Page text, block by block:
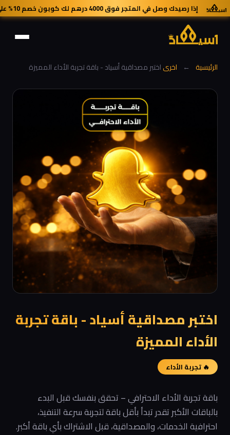
إذا رصيدك وصل في المتجر فوق 4000 درهم لك كوبون خصم 10% على جميع خدمات المتجر.
الرئيسية ← اخرىاختبر مصداقية أسياد - باقة تجربة الأداء المميزة
اختبر مصداقية أسياد - باقة تجربة
الأداء المميزة
🔥 تجربة الأداء
باقة تجربة الأداء الاحترافي – تحقق بنفسك قبل البدء
بالباقات الأكبر تقدر تبدأ بأقل باقة لتجربة سرعة التنفيذ،
احترافية الخدمات، والمصداقية، قبل الاشتراك بأي باقة أكبر.